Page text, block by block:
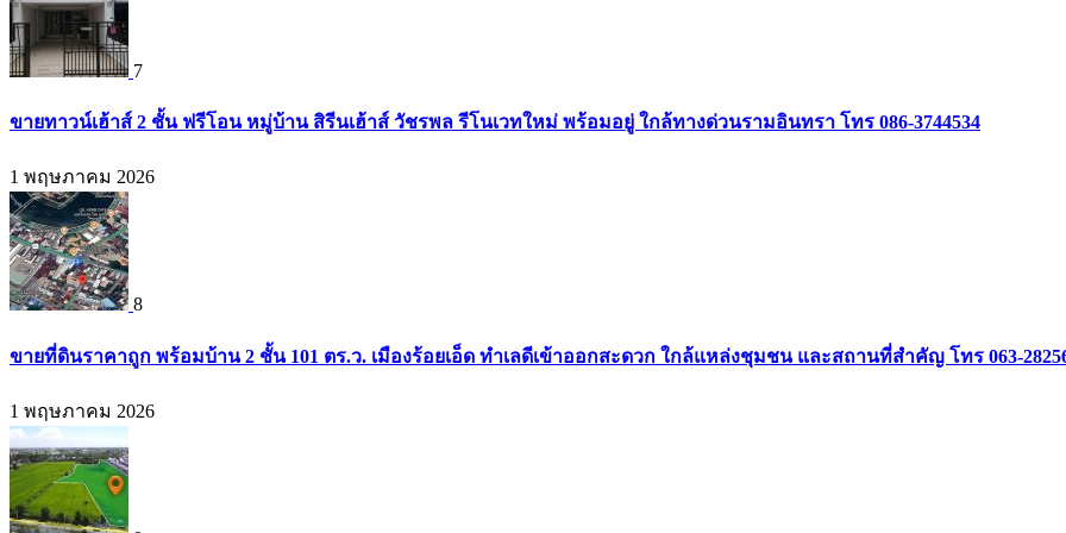
7
ขายทาวน์เฮ้าส์ 2 ชั้น ฟรีโอน หมู่บ้าน สิรีนเฮ้าส์ วัชรพล รีโนเวทใหม่ พร้อมอยู่ ใกล้ทางด่วนรามอินทรา โทร 086-3744534
1 พฤษภาคม 2026
8
ขายที่ดินราคาถูก พร้อมบ้าน 2 ชั้น 101 ตร.ว. เมืองร้อยเอ็ด ทำเลดีเข้าออกสะดวก ใกล้แหล่งชุมชน และสถานที่สำคัญ โทร 063-
1 พฤษภาคม 2026